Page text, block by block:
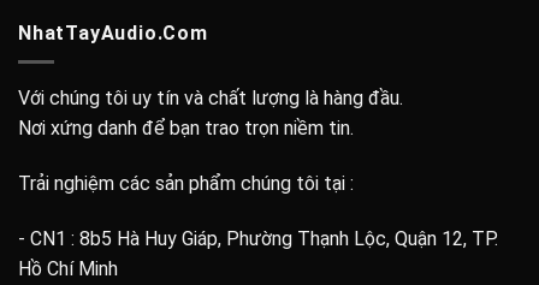
NhatTayAudio.Com
Với chúng tôi uy tín và chất lượng là hàng đầu.
Nơi xứng danh để bạn trao trọn niềm tin.
Trải nghiệm các sản phẩm chúng tôi tại :
- CN1 : 8b5 Hà Huy Giáp, Phường Thạnh Lộc, Quận 12, TP.
Hồ Chí Minh